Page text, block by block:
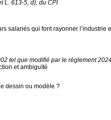
L. 613-5, d), du CPI
salariés qui font rayonner l’industrie
tel que modifié par le règlement
et ambiguïté
dessin ou modèle ?